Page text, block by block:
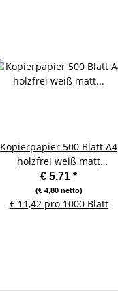
Kopierpapier 500 Blatt A4
holzfrei weiß matt
21x29,7cm 80 g/qm
€ 5,71 *
(€ 4,80 netto)
€ 11,42 pro 1000 Blatt